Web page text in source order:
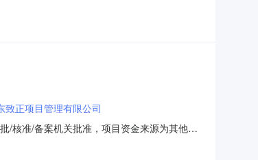
致正项目管理有限公司
/核准/备案机关批准，项目资金来源为其他资
力要求：详见本项目公告“七、其他”。;本项